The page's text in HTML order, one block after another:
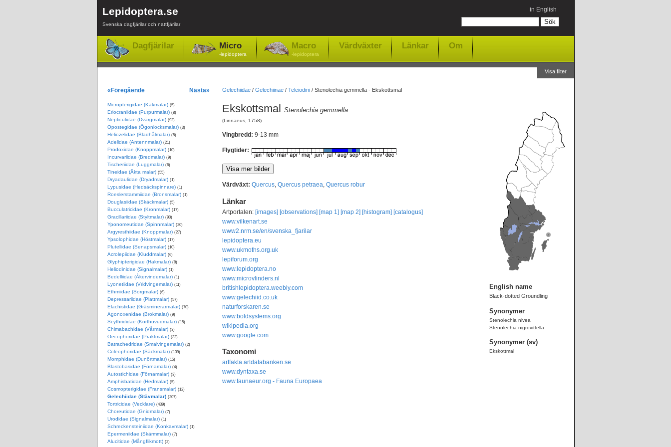
Lepidoptera.se
Svenska dagfjärilar och nattfjärilar
in English
Dagfjärilar Micro
-lepidoptera
Macro
-lepidoptera
Värdväxter Länkar Om
Visa filter
Gelechiidae/ Gelechiinae/ Teleiodini/ Stenolechia gemmella - Ekskottsmal
Ekskottsmal Stenolechia gemmella
(Linnaeus, 1758)
Vingbredd: 9-13 mm
Flygtider:
Värdväxt: Quercus, Quercus petraea, Quercus robur
Länkar
Artportalen: [images] [observations] [map 1] [map 2] [histogram] [catalogus]
www.vilkenart.se
www2.nrm.se/en/svenska_fjarilar
lepidoptera.eu
www.ukmoths.org.uk
lepiforum.org
www.lepidoptera.no
www.microvlinders.nl
britishlepidoptera.weebly.com
www.gelechiid.co.uk
naturforskaren.se
www.boldsystems.org
wikipedia.org
www.google.com
Taxonomi
artfakta.artdatabanken.se
www.dyntaxa.se
www.faunaeur.org - Fauna Europaea
English name
Black-dotted Groundling
Synonymer
Stenolechia nivea
Stenolechia nigrovittella
Synonymer (sv)
Ekskottmal
«Föregående Nästa»
Micropterigidae (Käkmalar) (5)
Eriocraniidae (Purpurmalar) (8)
Nepticulidae (Dvärgmalar) (92)
Opostegidae (Ögonlocksmalar) (3)
Heliozelidae (Bladhålmalar) (5)
Adelidae (Antennmalar) (21)
Prodoxidae (Knoppmalar) (10)
Incurvariidae (Bredmalar) (9)
Tischeriidae (Luggmalar) (6)
Tineidae (Äkta malar) (55)
Dryadaulidae (Dryadmalar) (1)
Lypusidae (Hedsäckspinnare) (1)
Roeslerstammiidae (Bronsmalar) (1)
Douglasiidae (Skäckmalar) (5)
Bucculatricidae (Kronmalar) (17)
Gracillariidae (Styltmalar) (90)
Yponomeutidae (Spinnmalar) (30)
Argyresthiidae (Knoppmalar) (27)
Ypsolophidae (Höstmalar) (17)
Plutellidae (Senapsmalar) (10)
Acrolepiidae (Kluddmalar) (6)
Glyphipterigidae (Hakmalar) (8)
Heliodinidae (Signalmalar) (1)
Bedelliidae (Åkervindemalar) (1)
Lyonetiidae (Vridvingemalar) (11)
Ethmiidae (Sorgmalar) (6)
Depressariidae (Plattmalar) (57)
Elachistidae (Gräsminerarmalar) (70)
Agonoxenidae (Brokmalar) (9)
Scythrididae (Korthuvudmalar) (15)
Chimabachidae (Vårmalar) (3)
Oecophoridae (Praktmalar) (32)
Batrachedridae (Smalvingemalar) (2)
Coleophoridae (Säckmalar) (139)
Momphidae (Dunörtmalar) (15)
Blastobasidae (Förnamalar) (4)
Autostichidae (Förnamalar) (3)
Amphisbatidae (Hedmalar) (5)
Cosmopterigidae (Fransmalar) (12)
Gelechiidae (Stävmalar) (207)
Tortricidae (Vecklare) (439)
Choreutidae (Gnidmalar) (7)
Urodidae (Signalmalar) (1)
Schreckensteiniidae (Konkavmalar) (1)
Epermeniidae (Skärmmalar) (7)
Alucitidae (Mångflikmott) (3)